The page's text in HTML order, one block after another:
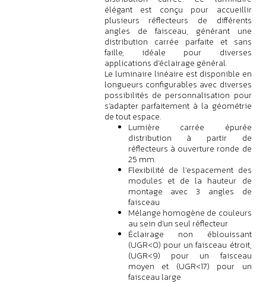
élégant est conçu pour accueillir
plusieurs réflecteurs de différents
angles de faisceau, générant une
distribution carrée parfaite et sans
faille, idéale pour diverses
applications d'éclairage général.
Le luminaire linéaire est disponible en
longueurs configurables avec diverses
possibilités de personnalisation pour
s'adapter parfaitement à la géométrie
de tout espace.
Lumière carrée épurée
distribution à partir de
réflecteurs à ouverture ronde de
25 mm.
Flexibilité de l'espacement des
modules et de la hauteur de
montage avec 3 angles de
faisceau
Mélange homogène de couleurs
au sein d'un seul réflecteur
Éclairage non éblouissant
(UGR<0) pour un faisceau étroit,
(UGR<9) pour un faisceau
moyen et (UGR<17) pour un
faisceau large